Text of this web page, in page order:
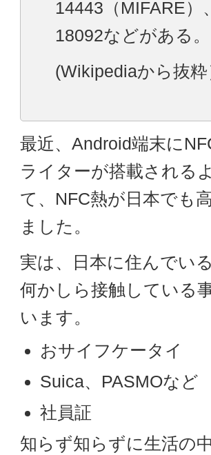
14443（MIFARE）
18092などがある。
(Wikipediaから抜粋
最近、Android端末に
ライターが搭載される
て、NFC熱が日本でも
ました。
実は、日本に住んでい
何かしら接触している
います。
おサイフケータイ
Suica、PASMOなど
社員証
知らず知らずに生活の